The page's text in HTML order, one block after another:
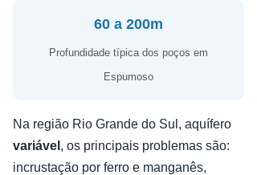
60 a 200m
Profundidade típica dos poços em
Espumoso
Na região Rio Grande do Sul, aquífero
variável , os principais problemas são:
incrustação por ferro e manganês,